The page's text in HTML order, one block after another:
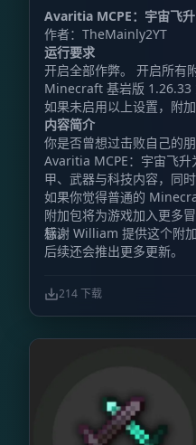
Cosmic Ascension
Avaritia MCPE：宇宙飞升
作者：TheMainly2YT
运行要求
开启全部作弊。 开启所有
Minecraft 基岩版 1.26.33
如果未启用以上设置，附
内容简介
你是否曾想过击败自己的朋
Avaritia MCPE：宇宙飞
甲、武器与科技内容，同
如果你觉得普通的
附加包将为游戏加入更多
标。
感谢 William 提供这个附加
后续还会推出更多更新。
214 下载